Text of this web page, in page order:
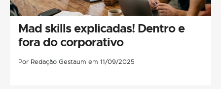
Mad skills explicadas! Dentro e
fora do corporativo
Por Redação Gestaum em 11/09/2025